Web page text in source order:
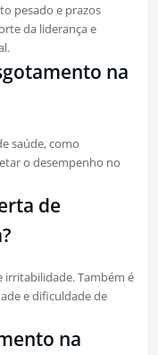
pesado e prazos
da liderança e
na
saúde, como
o desempenho no
de
irritabilidade. Também é
e dificuldade de
na